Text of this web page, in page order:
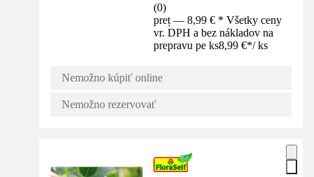
(0)
preț — 8,99 € * Všetky ceny
vr. DPH a bez nákladov na
prepravu pe ks8,99 €*/ ks
Nemožno kúpiť online
Nemožno rezervovať